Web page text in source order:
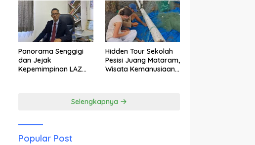
Panorama Senggigi
dan Jejak
Kepemimpinan LAZ
Hidden Tour Sekolah
Pesisi Juang Mataram,
Wisata Kemanusiaan
Selengkapnya
Popular Post